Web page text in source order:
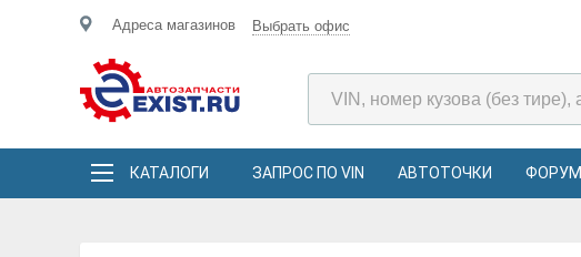
Адреса магазинов Выбрать офис
КАТАЛОГИ ЗАПРОС ПО VIN АВТОТОЧКИ ФОРУМ